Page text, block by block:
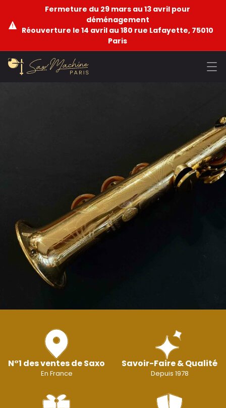
Fermeture du 29 mars au 13 avril pour
déménagement
Réouverture le 14 avril au 180 rue Lafayette, 75010
Paris
N°1 des ventes de Saxo
En France
Savoir-Faire & Qualité
Depuis 1978